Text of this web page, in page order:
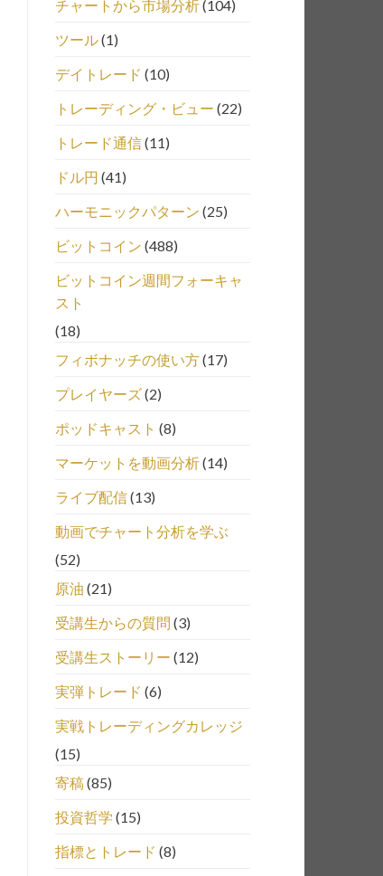
チャートから市場分析(104)
ツール(1)
デイトレード (10)
トレーディング・ビュー (22)
トレード通信(11)
ドル円 (41)
ハーモニックパターン (25)
ビットコイン (488)
ビットコイン週間フォーキャ
スト
(18)
フィボナッチの使い方(17)
プレイヤーズ(2)
ポッドキャスト (8)
マーケットを動画分析(14)
ライブ配信(13)
動画でチャート分析を学ぶ
(52)
原油 (21)
受講生からの質問 (3)
受講生ストーリー (12)
実弾トレード (6)
実戦トレーディングカレッジ
(15)
寄稿(85)
投資哲学 (15)
指標とトレード (8)